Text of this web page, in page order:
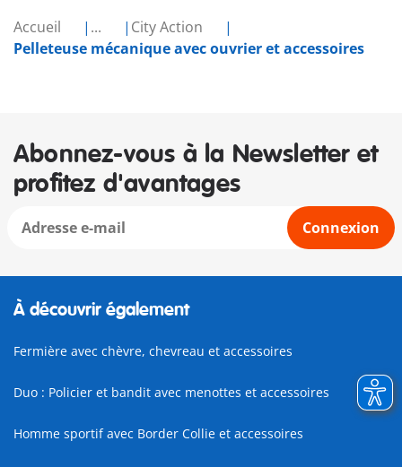
Accueil ...
City Action
Pelleteuse mécanique avec ouvrier et accessoires
Abonnez-vous à la Newsletter et
profitez d'avantages
Connexion
À découvrir également
Fermière avec chèvre, chevreau et accessoires
Duo : Policier et bandit avec menottes et accessoires
Homme sportif avec Border Collie et accessoires